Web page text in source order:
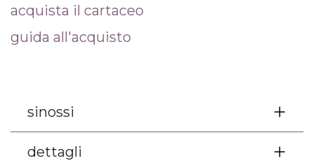
acquista il cartaceo
guida all'acquisto
sinossi
dettagli